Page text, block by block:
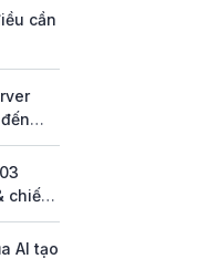
cần
chủ
chiết
AI tạo